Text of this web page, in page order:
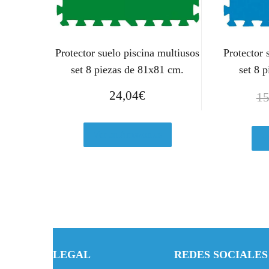
Protector suelo piscina multiusos
set 8 piezas de 81x81 cm.
24,04€
Protector
set 8
LEGAL REDES SOCIALES